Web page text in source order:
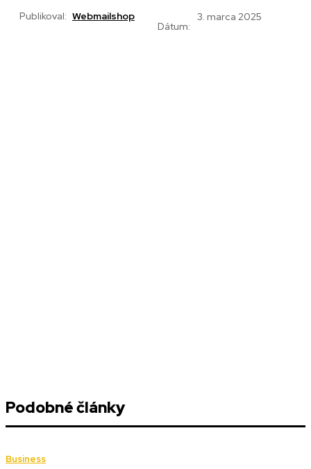
Publikoval: Webmailshop
Dátum:
3. marca 2025
Podobné články
Business